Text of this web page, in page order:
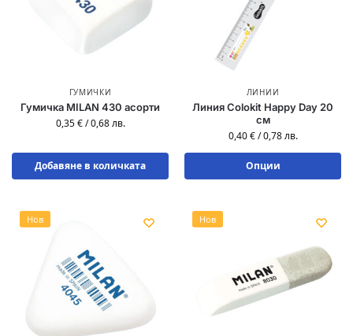
ГУМИЧКИ
Гумичка MILAN 430 асорти
0,35€ /0,68лв.
Добавяне в количката
ЛИНИИ
Линия Colokit Happy Day 20
см
0,40€ /0,78лв.
Опции
Нов Нов